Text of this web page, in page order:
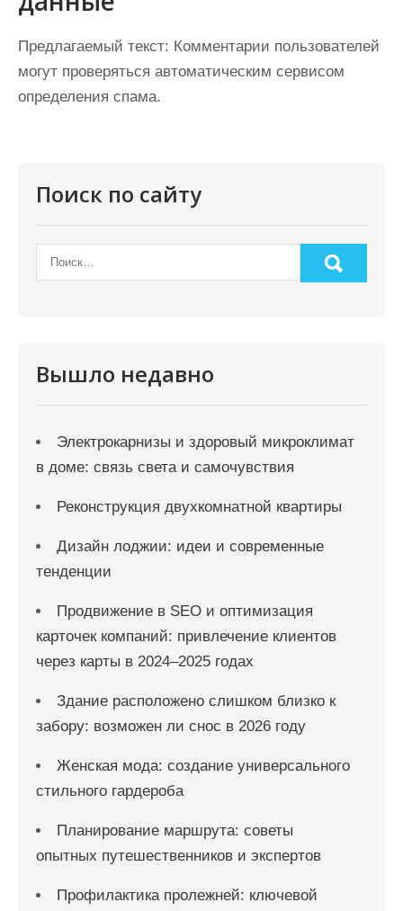
Предлагаемый текст: Комментарии пользователей
могут проверяться автоматическим сервисом
определения спама.
Поиск по сайту
Вышло недавно
Электрокарнизы и здоровый микроклимат
в доме: связь света и самочувствия
Реконструкция двухкомнатной квартиры
Дизайн лоджии: идеи и современные
тенденции
Продвижение в SEO и оптимизация
карточек компаний: привлечение клиентов
через карты в 2024–2025 годах
Здание расположено слишком близко к
забору: возможен ли снос в 2026 году
Женская мода: создание универсального
стильного гардероба
Планирование маршрута: советы
опытных путешественников и экспертов
Профилактика пролежней: ключевой